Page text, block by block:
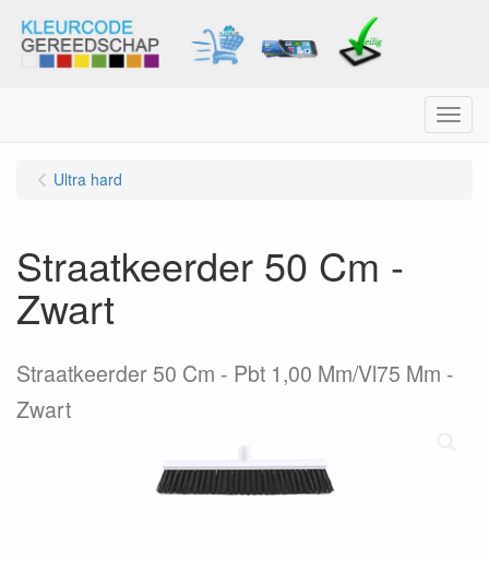
Menu
Ultra hard
Straatkeerder 50 Cm -
Zwart
Straatkeerder 50 Cm - Pbt 1,00 Mm/Vl75 Mm -
Zwart